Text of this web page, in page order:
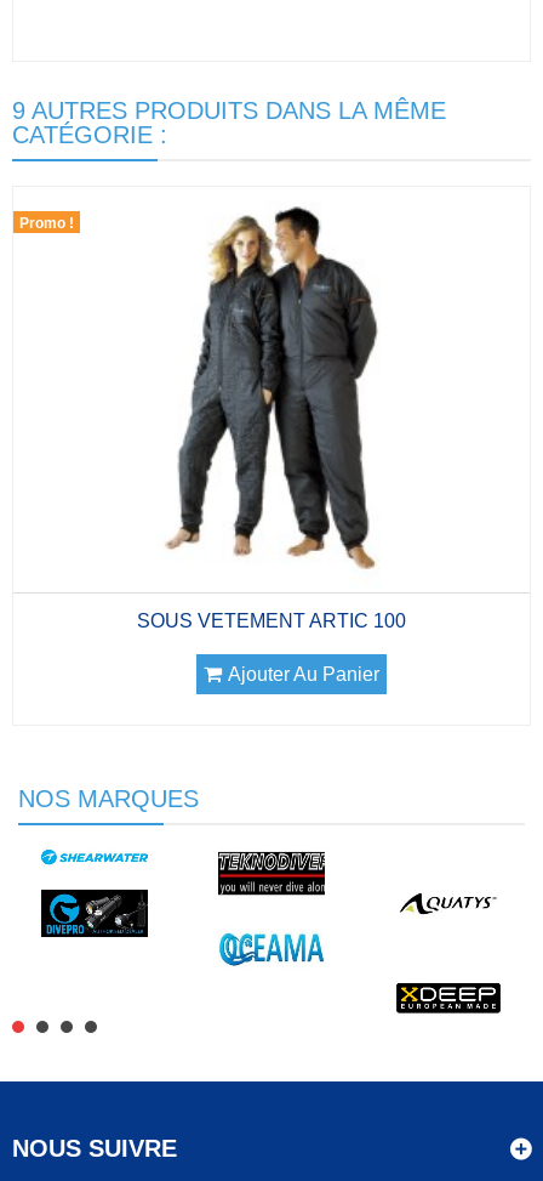
9 AUTRES PRODUITS DANS LA MÊME
CATÉGORIE :
Promo !
SOUS VETEMENT ARTIC 100
Ajouter Au Panier
NOS MARQUES
NOUS SUIVRE